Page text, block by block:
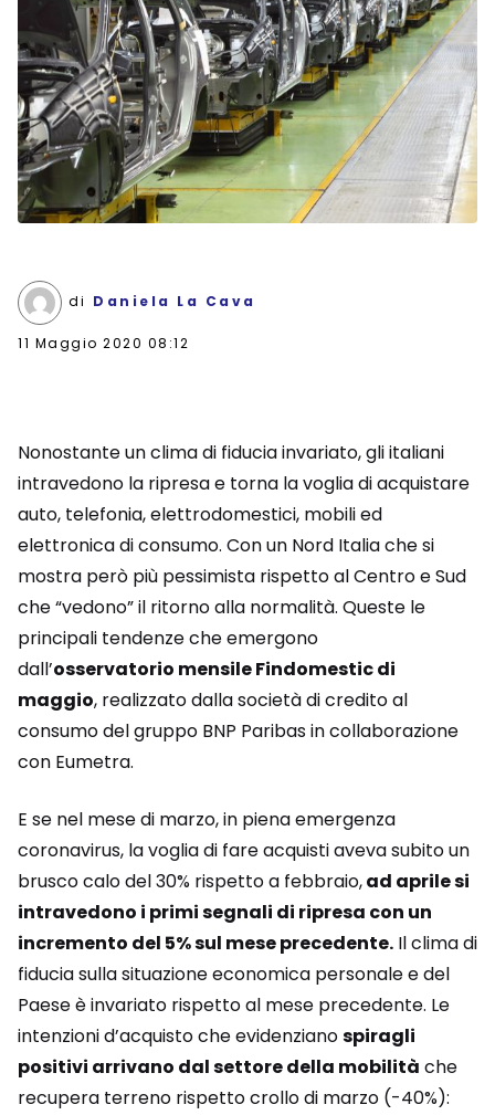
di Daniela La Cava
11 Maggio 2020 08:12
Nonostante un clima di fiducia invariato, gli italiani
intravedono la ripresa e torna la voglia di acquistare
auto, telefonia, elettrodomestici, mobili ed
elettronica di consumo. Con un Nord Italia che si
mostra però più pessimista rispetto al Centro e Sud
che “vedono” il ritorno alla normalità. Queste le
principali tendenze che emergono
dall’osservatorio mensile Findomestic di
maggio, realizzato dalla società di credito al
consumo del gruppo BNP Paribas in collaborazione
con Eumetra.
E se nel mese di marzo, in piena emergenza
coronavirus, la voglia di fare acquisti aveva subito un
brusco calo del 30% rispetto a febbraio,ad aprile si
intravedono i primi segnali di ripresa con un
incremento del 5% sul mese precedente. Il clima di
fiducia sulla situazione economica personale e del
Paese è invariato rispetto al mese precedente. Le
intenzioni d’acquisto che evidenzianospiragli
positivi arrivano dal settore della mobilità che
recupera terreno rispetto crollo di marzo (-40%):